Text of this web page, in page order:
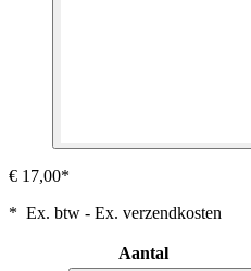
€ 17,00*
* Ex. btw - Ex. verzendkosten
Aantal